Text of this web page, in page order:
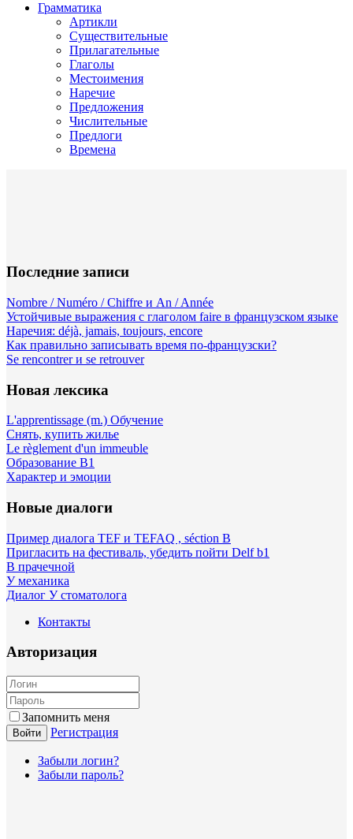
Грамматика
Артикли
Существительные
Прилагательные
Глаголы
Местоимения
Наречие
Предложения
Числительные
Предлоги
Времена
Последние записи
Nombre / Numéro / Chiffre и An / Année
Устойчивые выражения с глаголом faire в французском языке
Наречия: déjà, jamais, toujours, encore
Как правильно записывать время по-французски?
Se rencontrer и se retrouver
Новая лексика
L'apprentissage (m.) Обучение
Снять, купить жилье
Le règlement d'un immeuble
Образование B1
Характер и эмоции
Новые диалоги
Пример диалога TEF и TEFAQ , séction B
Пригласить на фестиваль, убедить пойти Delf b1
В прачечной
У механика
Диалог У стоматолога
Контакты
Авторизация
Запомнить меня
Войти Регистрация
Забыли логин?
Забыли пароль?